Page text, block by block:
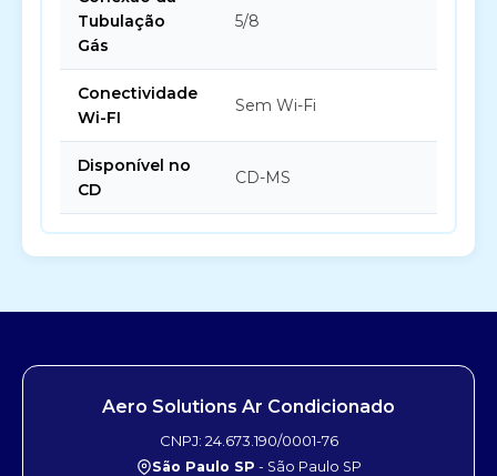
Tubulação
Gás
5/8
Conectividade
Wi-FI
Sem Wi-Fi
Disponível no
CD
CD-MS
Aero Solutions Ar Condicionado
CNPJ: 24.673.190/0001-76
São Paulo SP - São Paulo SP